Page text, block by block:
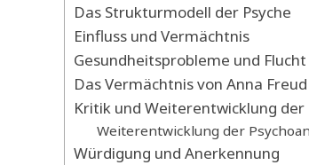
Das Strukturmodell der Psyche
Einfluss und Vermächtnis
Gesundheitsprobleme und Flucht
Das Vermächtnis von Anna Freud
Kritik und Weiterentwicklung der
Weiterentwicklung der
Würdigung und Anerkennung